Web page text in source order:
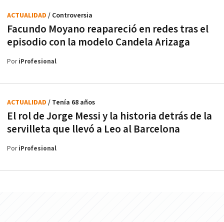
Facundo Moyano reapareció en redes tras el
episodio con la modelo Candela Arizaga
ACTUALIDAD / Controversia
PoriProfesional
El rol de Jorge Messi y la historia detrás de la
servilleta que llevó a Leo al Barcelona
ACTUALIDAD / Tenía 68 años
PoriProfesional